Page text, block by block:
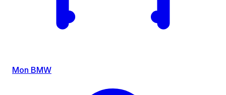
Mon BMW